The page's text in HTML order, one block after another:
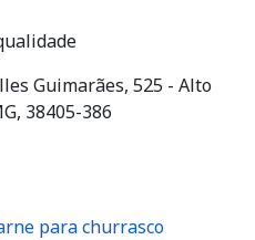
Guimarães, 525 - Alto
38405-386
para churrasco